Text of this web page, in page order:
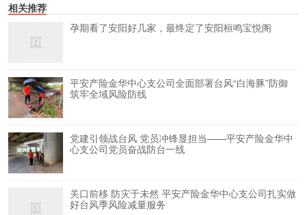
相关推荐
孕期看了安阳好几家，最终定了安阳桓鸣宝悦阁
平安产险金华中心支公司全面部署台风“白海豚”防御
筑牢全域风险防线
党建引领战台风 党员冲锋显担当——平安产险金华中
心支公司党员奋战防台一线
关口前移 防灾于未然 平安产险金华中心支公司扎实做
好台风季风险减量服务